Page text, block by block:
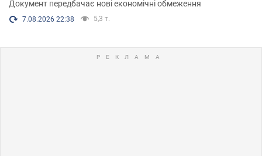
Документ передбачає нові економічні обмеження
7.08.2026 22:38 5,3 т.